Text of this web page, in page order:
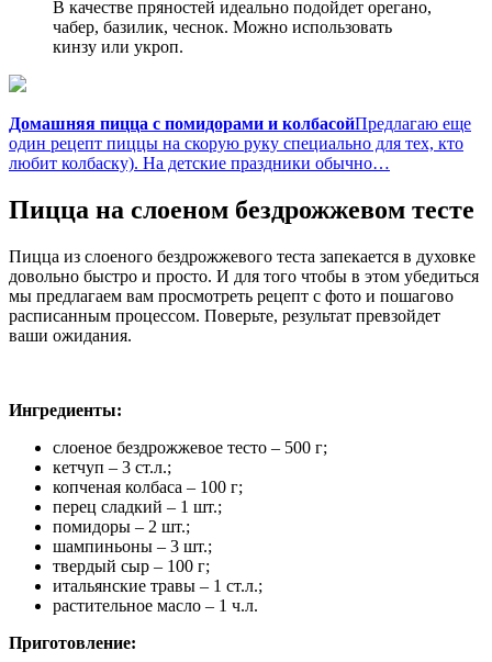
В качестве пряностей идеально подойдет орегано,
чабер, базилик, чеснок. Можно использовать
кинзу или укроп.
Домашняя пицца с помидорами и колбасойПредлагаю еще
один рецепт пиццы на скорую руку специально для тех, кто
любит колбаску). На детские праздники обычно…
Пицца на слоеном бездрожжевом тесте
Пицца из слоеного бездрожжевого теста запекается в духовке
довольно быстро и просто. И для того чтобы в этом убедиться
мы предлагаем вам просмотреть рецепт с фото и пошагово
расписанным процессом. Поверьте, результат превзойдет
ваши ожидания.
Ингредиенты:
слоеное бездрожжевое тесто – 500 г;
кетчуп – 3 ст.л.;
копченая колбаса – 100 г;
перец сладкий – 1 шт.;
помидоры – 2 шт.;
шампиньоны – 3 шт.;
твердый сыр – 100 г;
итальянские травы – 1 ст.л.;
растительное масло – 1 ч.л.
Приготовление: